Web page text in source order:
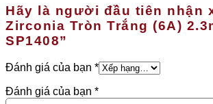
Hãy là người đầu tiên nhận
Zirconia Tròn Trắng (6A)
SP1408”
Đánh giá của bạn *
Đánh giá của bạn *